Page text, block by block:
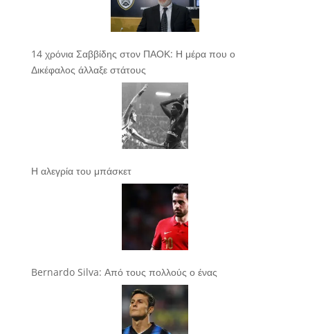
14 χρόνια Σαββίδης στον ΠΑΟΚ: Η μέρα που ο
Δικέφαλος άλλαξε στάτους
Η αλεγρία του μπάσκετ
Bernardo Silva: Από τους πολλούς ο ένας